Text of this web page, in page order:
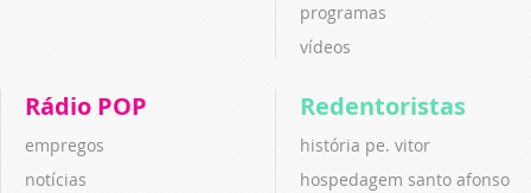
programas
vídeos
Rádio POP
empregos
notícias
Redentoristas
história pe. vitor
hospedagem santo afonso